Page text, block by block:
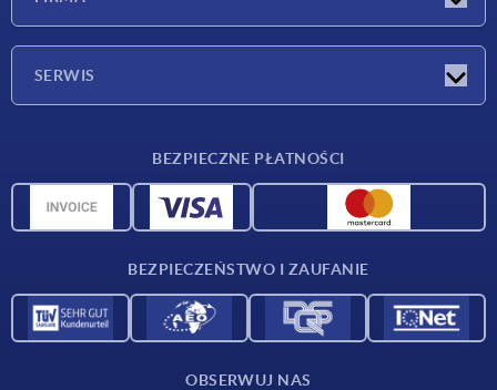
SERWIS
Dane CAD
BEZPIECZNE PŁATNOŚCI
BEZPIECZEŃSTWO I ZAUFANIE
OBSERWUJ NAS